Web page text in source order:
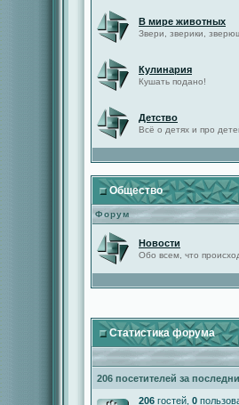
В мире животных
Звери, зверики,
Кулинария
Кушать подано!
Детство
Всё о детях и про
Общество
Форум
Новости
Обо всем, что
Статистика форума
206 посетителей за
206 гостей, 0